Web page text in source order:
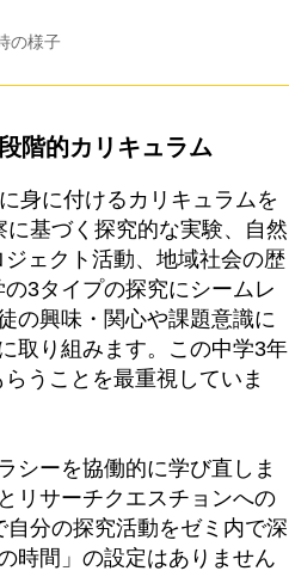
の様子
階的カリキュラム
身に付けるカリキュラムを
基づく探究的な実験、自然
ェクト活動、地域社会の歴
3タイプの探究にシームレ
の興味・関心や課題意識に
取り組みます。この中学3年
うことを最重視していま
シーを協働的に学び直しま
リサーチクエスチョンへの
分の探究活動をゼミ内で深
時間」の設定はありません